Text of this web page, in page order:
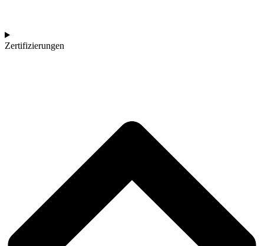
Zertifizierungen